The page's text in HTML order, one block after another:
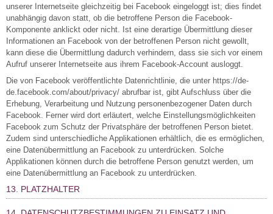
unserer Internetseite gleichzeitig bei Facebook eingeloggt ist; dies findet
unabhängig davon statt, ob die betroffene Person die Facebook-
Komponente anklickt oder nicht. Ist eine derartige Übermittlung dieser
Informationen an Facebook von der betroffenen Person nicht gewollt,
kann diese die Übermittlung dadurch verhindern, dass sie sich vor einem
Aufruf unserer Internetseite aus ihrem Facebook-Account ausloggt.
Die von Facebook veröffentlichte Datenrichtlinie, die unter https://de-
de.facebook.com/about/privacy/ abrufbar ist, gibt Aufschluss über die
Erhebung, Verarbeitung und Nutzung personenbezogener Daten durch
Facebook. Ferner wird dort erläutert, welche Einstellungsmöglichkeiten
Facebook zum Schutz der Privatsphäre der betroffenen Person bietet.
Zudem sind unterschiedliche Applikationen erhältlich, die es ermöglichen,
eine Datenübermittlung an Facebook zu unterdrücken. Solche
Applikationen können durch die betroffene Person genutzt werden, um
eine Datenübermittlung an Facebook zu unterdrücken.
13. PLATZHALTER